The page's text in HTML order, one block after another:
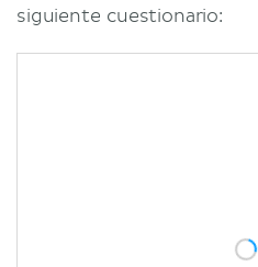
siguiente cuestionario: